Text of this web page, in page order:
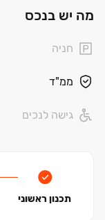
כל מה שאתם
‏| בכפוף לתנאי
מה יש בנכס
חניה
ממ"ד
גישה לנכים
תכנון ראשוני